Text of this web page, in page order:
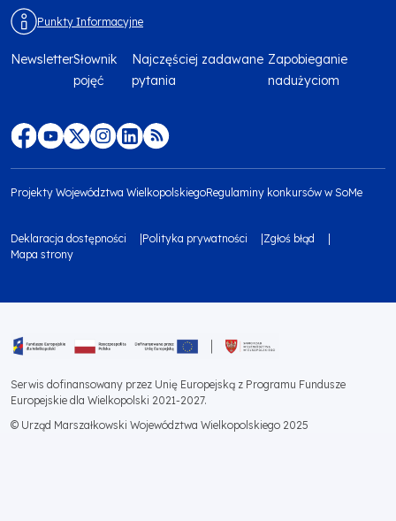
Punkty Informacyjne
Menu
footer
społecznościowe
top
NewsletterSłownik
pojęć
Najczęściej zadawane
pytania
Zapobieganie
nadużyciom
footer
Projekty Województwa WielkopolskiegoRegulaminy konkursów w SoMe
Menu
footer
2
Deklaracja dostępności Polityka prywatności
Zgłoś błąd
Mapa strony
Serwis dofinansowany przez Unię Europejską z Programu Fundusze
Europejskie dla Wielkopolski 2021-2027.
© Urząd Marszałkowski Województwa Wielkopolskiego 2025